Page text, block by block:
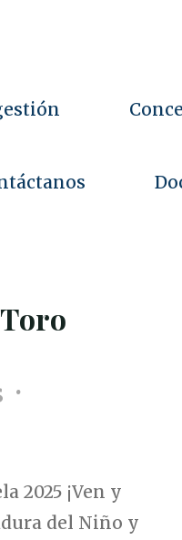
do
os
2025 ¡Ven y
del Niño y